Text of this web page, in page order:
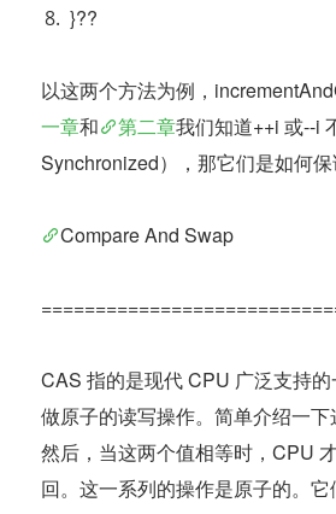
}??
以这两个方法为例，
一章和 第二章我们知道++i 或--i
Synchronized），那它们是如何
Compare And Swap
CAS 指的是现代 CPU 广泛支持
做原子的读写操作。简单介绍一
然后，当这两个值相等时，CPU
回。这一系列的操作是原子的。